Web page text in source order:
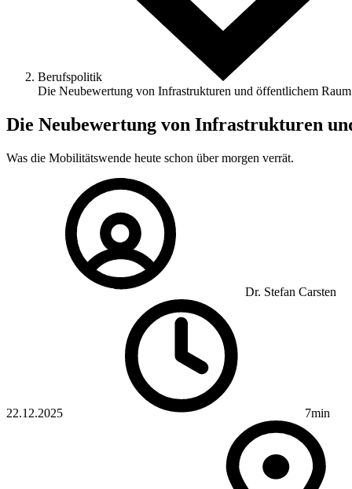
Berufspolitik
Die Neubewertung von Infrastrukturen und öffentlichem Raum
Die Neubewertung von Infrastrukturen
Was die Mobilitätswende heute schon über morgen verrät.
Dr. Stefan Carsten
22.12.2025 7min